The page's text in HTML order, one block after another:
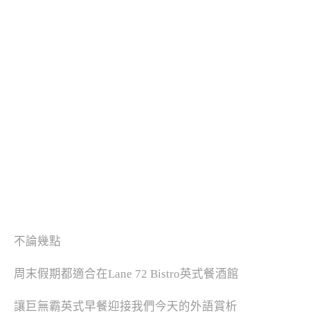
不論幾點
周末假期都適合在Lane 72 Bistro英式餐酒館
讓巨無霸英式早餐迎接我們今天的外語賞析